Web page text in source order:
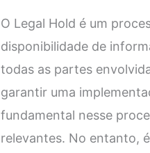
O Legal Hold é um
disponibilidade de
todas as partes
garantir uma
fundamental nesse
relevantes. No entanto,